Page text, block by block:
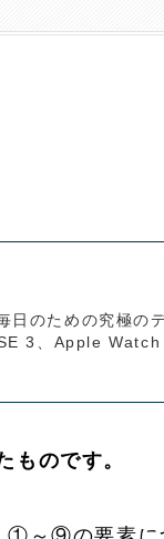
日のための究極の
3、Apple Watch
のです。